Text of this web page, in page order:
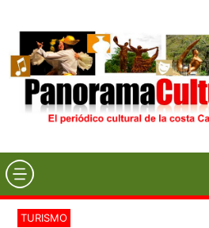
TURISMO